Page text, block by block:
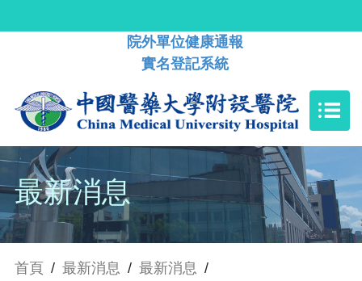
院外單位健康通報
實名登記系統
最新消息
首頁 / 最新消息 / 最新消息 /